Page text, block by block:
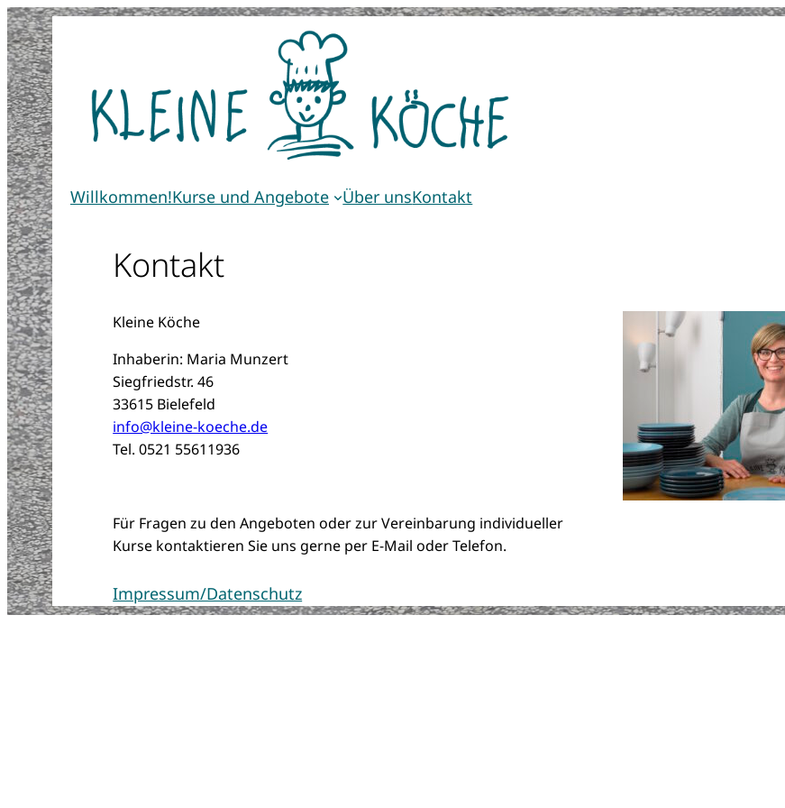
Zum
Inhalt
springen
Willkommen!Kurse und Angebote Über unsKontakt
Kontakt
Kleine Köche
Inhaberin: Maria Munzert
Siegfriedstr. 46
33615 Bielefeld
info@kleine-koeche.de
Tel. 0521 55611936
Für Fragen zu den Angeboten oder zur Vereinbarung individueller
Kurse kontaktieren Sie uns gerne per E-Mail oder Telefon.
Impressum/Datenschutz